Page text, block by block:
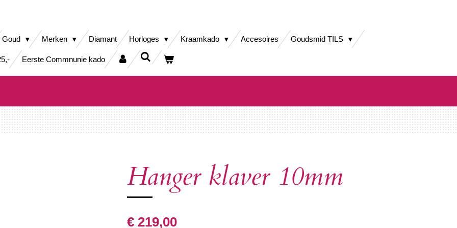
Goud Merken Diamant Horloges Kraamkado Accesoires Goudsmid TILS
Eerste Commnunie kado
Hanger klaver 10mm
€ 219,00